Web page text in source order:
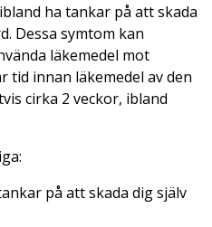
ha tankar på att skada
Dessa symtom kan
läkemedel mot
tid innan läkemedel av den
cirka 2 veckor, ibland
på att skada dig själv